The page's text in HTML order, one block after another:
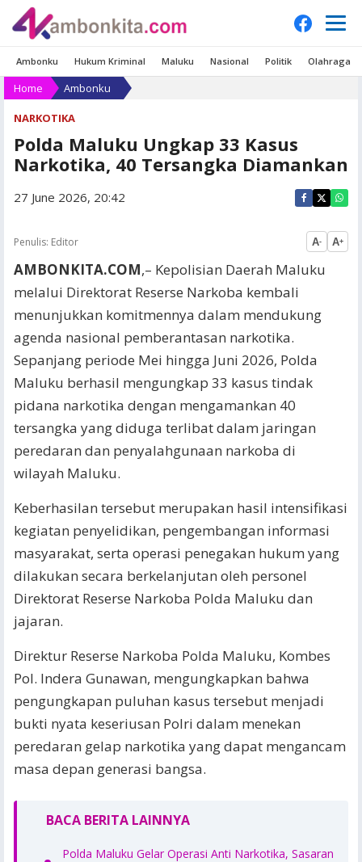
Ambonku Hukum Kriminal Maluku Nasional Politik Olahraga
Home Ambonku
NARKOTIKA
Polda Maluku Ungkap 33 Kasus
Narkotika, 40 Tersangka Diamankan
27 June 2026, 20:42
Penulis: Editor A- A+
AMBONKITA.COM,– Kepolisian Daerah Maluku
melalui Direktorat Reserse Narkoba kembali
menunjukkan komitmennya dalam mendukung
agenda nasional pemberantasan narkotika.
Sepanjang periode Mei hingga Juni 2026, Polda
Maluku berhasil mengungkap 33 kasus tindak
pidana narkotika dengan mengamankan 40
tersangka yang diduga terlibat dalam jaringan
peredaran dan penyalahgunaan narkoba di
wilayah Maluku.
Keberhasilan tersebut merupakan hasil intensifikasi
kegiatan penyelidikan, pengembangan informasi
masyarakat, serta operasi penegakan hukum yang
dilakukan secara berkelanjutan oleh personel
Direktorat Reserse Narkoba Polda Maluku dan
jajaran.
Direktur Reserse Narkoba Polda Maluku, Kombes
Pol. Indera Gunawan, mengungkapkan bahwa
pengungkapan puluhan kasus tersebut menjadi
bukti nyata keseriusan Polri dalam menekan
peredaran gelap narkotika yang dapat mengancam
masa depan generasi bangsa.
BACA BERITA LAINNYA
Polda Maluku Gelar Operasi Anti Narkotika, Sasaran